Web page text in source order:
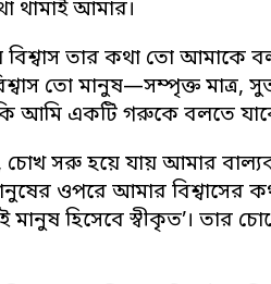
থামাই আমার।
তার কথা তো আমাকে
তো মানুষ—সম্পৃক্ত
আমি একটি গরুকে বলতে
সরু হয়ে যায় আমার
ওপরে আমার
হিসেবে স্বীকৃত’। তার